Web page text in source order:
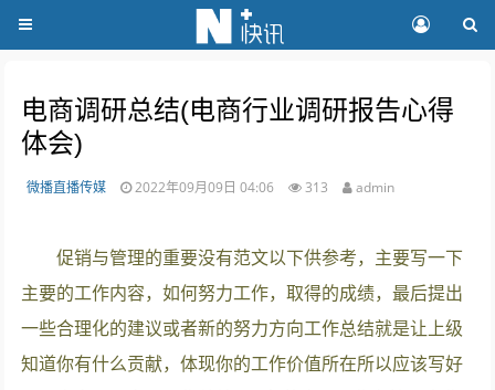
电商调研总结(电商行业调研报告心得
体会)
微播直播传媒 2022年09月09日 04:06 313 admin
促销与管理的重要没有范文以下供参考，主要写一下
主要的工作内容，如何努力工作，取得的成绩，最后提出
一些合理化的建议或者新的努力方向工作总结就是让上级
知道你有什么贡献，体现你的工作价值所在所以应该写好